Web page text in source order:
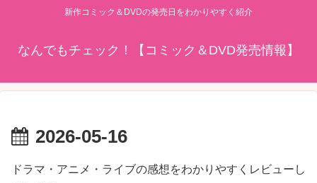
新作コミック＆DVDの発売日をわかりやすく紹介
なんでもチェック！【コミック＆DVD発売情報】
2026-05-16
ドラマ・アニメ・ライブの感想をわかりやすくレビューし